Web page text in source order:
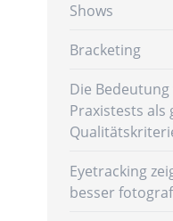
Shows
Bracketing
Die
Praxistests als
Eyetracking
besser